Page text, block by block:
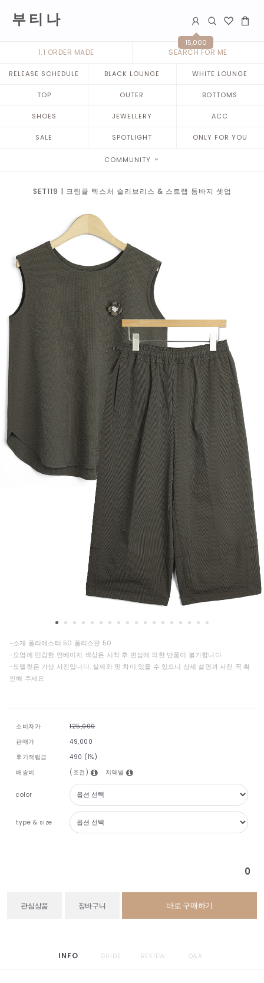
부 티 나
15,000
1:1 ORDER MADE SEARCH FOR ME
RELEASE SCHEDULE BLACK LOUNGE WHITE LOUNGE
TOP OUTER BOTTOMS
SHOES JEWELLERY ACC
SALE SPOTLIGHT ONLY FOR YOU
COMMUNITY
SET119 | 크링클 텍스처 슬리브리스 & 스트랩 통바지 셋업
-소재 폴리에스터 50 폴리스판 50
-오염에 민감한 연베이지 색상은 시착 후 변심에 의한 반품이 불가합니다
-모델컷은 가상 사진입니다. 실제와 핏 차이 있을 수 있으니 상세 설명과 사진 꼭 확
인해 주세요
소비자가
125,000
판매가
49,000
후기적립금
490 (1%)
배송비
(조건) 지역별
color
type & size
0
관심상품 장바구니 바로 구매하기
INFO GUIDE REVIEW Q&A